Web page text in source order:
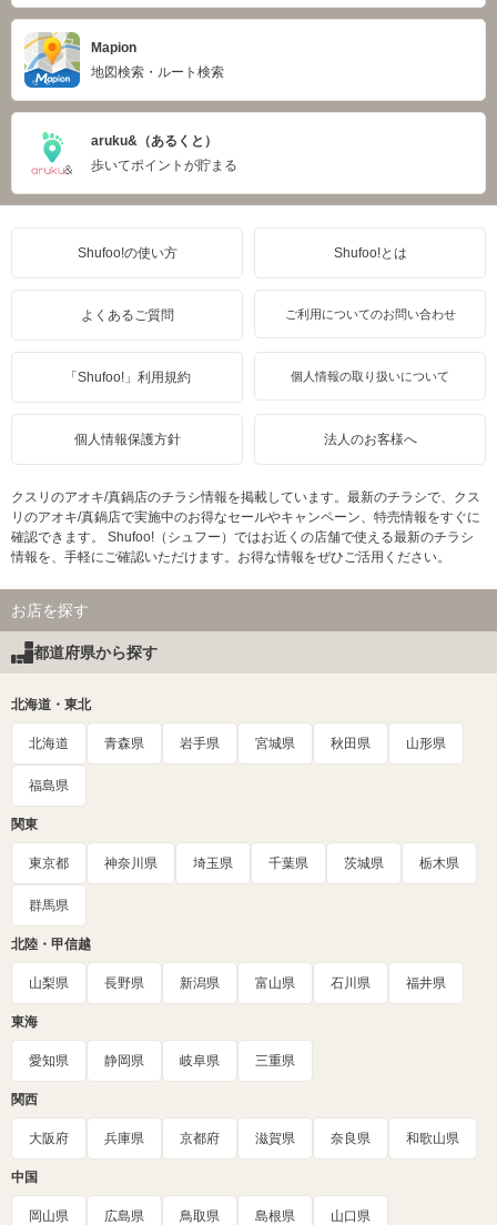
Mapion
地図検索・ルート検索
aruku&（あるくと）
歩いてポイントが貯まる
Shufoo!の使い方 Shufoo!とは
よくあるご質問 ご利用についてのお問い合わせ
「Shufoo!」利用規約 個人情報の取り扱いについて
個人情報保護方針 法人のお客様へ
クスリのアオキ/真鍋店のチラシ情報を掲載しています。最新のチラシで、クス
リのアオキ/真鍋店で実施中のお得なセールやキャンペーン、特売情報をすぐに
確認できます。 Shufoo!（シュフー）ではお近くの店舗で使える最新のチラシ
情報を、手軽にご確認いただけます。お得な情報をぜひご活用ください。
お店を探す
都道府県から探す
北海道・東北
北海道 青森県 岩手県 宮城県 秋田県 山形県
福島県
関東
東京都 神奈川県 埼玉県 千葉県 茨城県 栃木県
群馬県
北陸・甲信越
山梨県 長野県 新潟県 富山県 石川県 福井県
東海
愛知県 静岡県 岐阜県 三重県
関西
大阪府 兵庫県 京都府 滋賀県 奈良県 和歌山県
中国
岡山県 広島県 鳥取県 島根県 山口県